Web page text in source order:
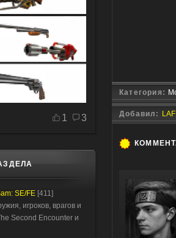
Категория:
Добавил:
1 3
SE/FE [411]
игроков, врагов и
Second Encounter и